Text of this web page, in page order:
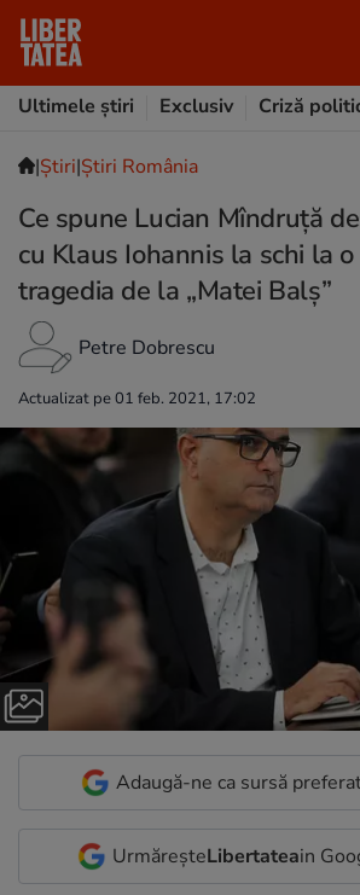
Ultimele știri
Exclusiv Criză
|Ştiri|Știri România
Ce spune Lucian Mîndruță
cu Klaus Iohannis la schi la
tragedia de la „Matei Balș”
Petre Dobrescu
Actualizat pe 01 feb. 2021, 17:02
Adaugă-ne ca sursă
UrmăreșteLibertateain